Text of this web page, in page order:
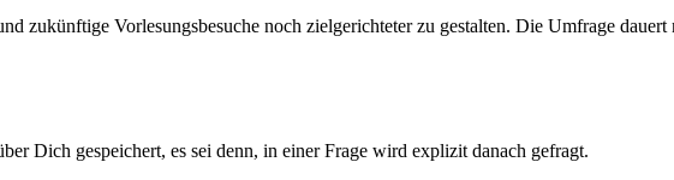
zukünftige Vorlesungsbesuche noch zielgerichteter zu gestalten. Die Umfrage
Dich gespeichert, es sei denn, in einer Frage wird explizit danach gefragt.